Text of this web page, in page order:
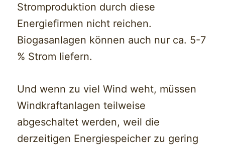
Stromproduktion durch diese
Energiefirmen nicht reichen.
Biogasanlagen können auch nur ca. 5-7
% Strom liefern.
Und wenn zu viel Wind weht, müssen
Windkraftanlagen teilweise
abgeschaltet werden, weil die
derzeitigen Energiespeicher zu gering